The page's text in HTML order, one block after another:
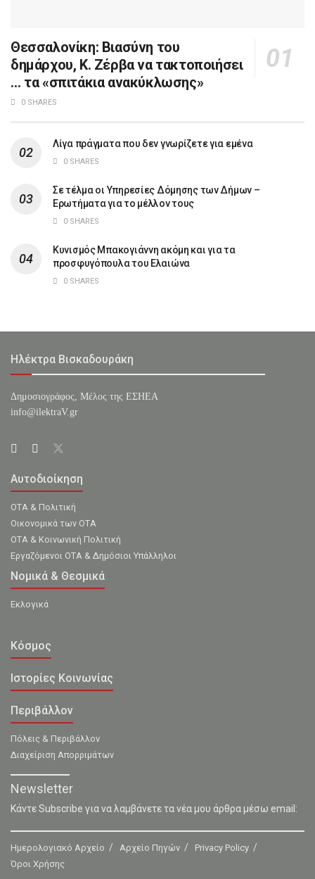
Θεσσαλονίκη: Βιασύνη του
δημάρχου, Κ. Ζέρβα να τακτοποιήσει
… τα «σπιτάκια ανακύκλωσης»
0 SHARES
Λίγα πράγματα που δεν γνωρίζετε για εμένα
0 SHARES
Σε τέλμα οι Υπηρεσίες Δόμησης των Δήμων –
Ερωτήματα για το μέλλον τους
0 SHARES
Κυνισμός Μπακογιάννη ακόμη και για τα
προσφυγόπουλα του Ελαιώνα
0 SHARES
Ηλέκτρα Βισκαδουράκη
Δημοσιογράφος, Μέλος της ΕΣHΕΑ
info@ilektraV.gr
Αυτοδιοίκηση
ΟΤΑ & Πολιτική
Οικονομικά των ΟΤΑ
ΟΤΑ & Κοινωνική Πολιτική
Εργαζόμενοι ΟΤΑ & Δημόσιοι Υπάλληλοι
Νομικά & Θεσμικά
Εκλογικά
Κόσμος
Ιστορίες Κοινωνίας
Περιβάλλον
Πόλεις & Περιβάλλον
Διαχείριση Απορριμάτων
Newsletter
Κάντε Subscribe για να λαμβάνετε τα νέα μου άρθρα μέσω email:
Ημερολογιακό Αρχείο Αρχείο Πηγών
Privacy Policy
Όροι Χρήσης